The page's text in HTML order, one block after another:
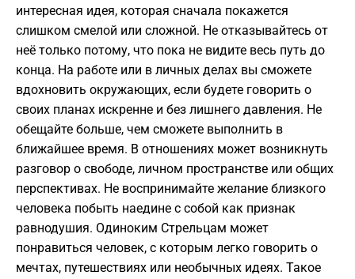
интересная идея, которая сначала покажется
слишком смелой или сложной. Не отказывайтесь от
неё только потому, что пока не видите весь путь до
конца. На работе или в личных делах вы сможете
вдохновить окружающих, если будете говорить о
своих планах искренне и без лишнего давления. Не
обещайте больше, чем сможете выполнить в
ближайшее время. В отношениях может возникнуть
разговор о свободе, личном пространстве или общих
перспективах. Не воспринимайте желание близкого
человека побыть наедине с собой как признак
равнодушия. Одиноким Стрельцам может
понравиться человек, с которым легко говорить о
мечтах, путешествиях или необычных идеях. Такое